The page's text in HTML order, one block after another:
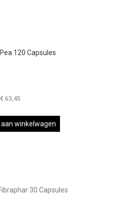
120 Capsules
€63,45
winkelwagen